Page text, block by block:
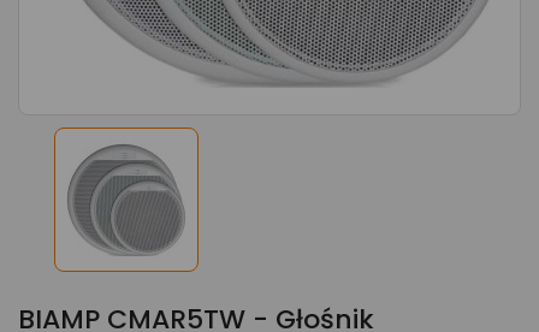
BIAMP CMAR5TW - Głośnik